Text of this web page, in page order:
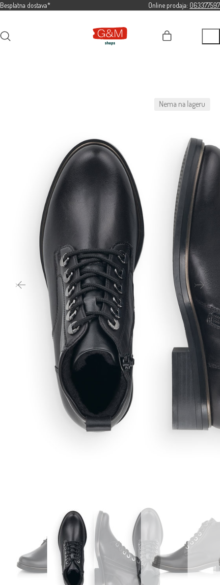
Besplatna dostava* Online prodaja: 063377597
Nema na lageru